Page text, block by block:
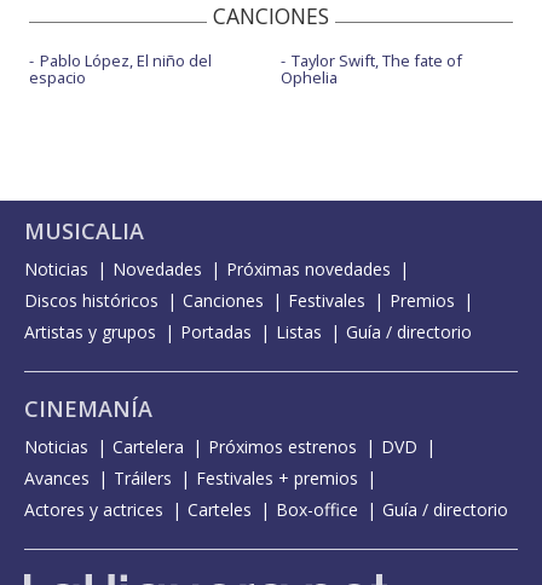
CANCIONES
Pablo López, El niño del
espacio
Taylor Swift, The fate of
Ophelia
MUSICALIA
Noticias Novedades
Próximas novedades
Discos históricos
Canciones Festivales
Premios
Artistas y grupos
Portadas Listas Guía / directorio
CINEMANÍA
Noticias Cartelera Próximos estrenos
DVD
Avances
Tráilers
Festivales + premios
Actores y actrices
Carteles Box-office Guía / directorio